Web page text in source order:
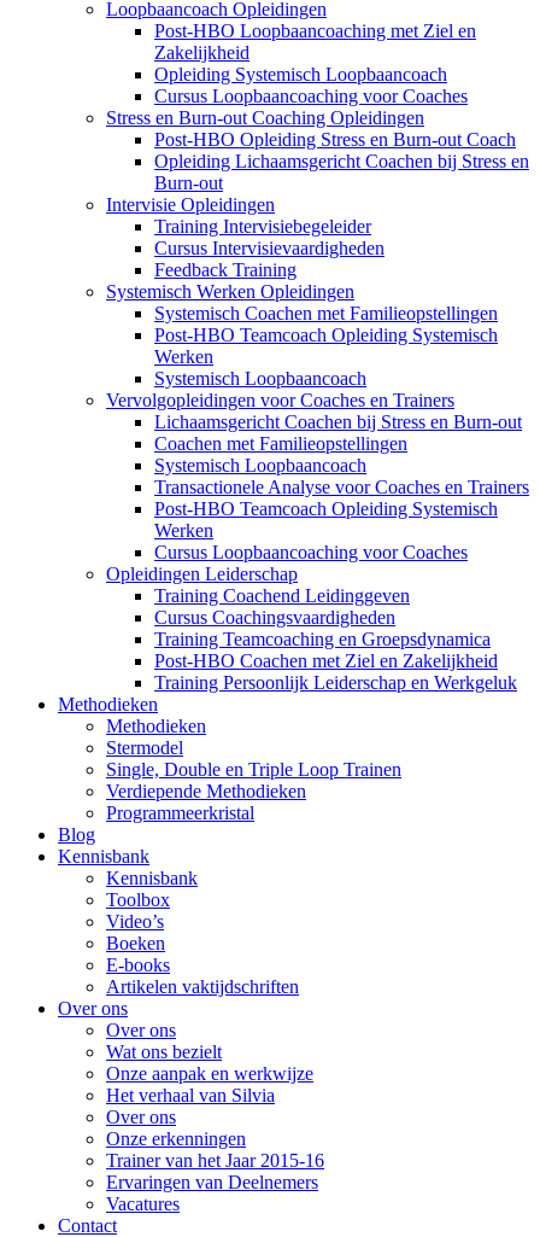
Loopbaancoach Opleidingen
Post-HBO Loopbaancoaching met Ziel en
Zakelijkheid
Opleiding Systemisch Loopbaancoach
Cursus Loopbaancoaching voor Coaches
Stress en Burn-out Coaching Opleidingen
Post-HBO Opleiding Stress en Burn-out Coach
Opleiding Lichaamsgericht Coachen bij Stress en
Burn-out
Intervisie Opleidingen
Training Intervisiebegeleider
Cursus Intervisievaardigheden
Feedback Training
Systemisch Werken Opleidingen
Systemisch Coachen met Familieopstellingen
Post-HBO Teamcoach Opleiding Systemisch
Werken
Systemisch Loopbaancoach
Vervolgopleidingen voor Coaches en Trainers
Lichaamsgericht Coachen bij Stress en Burn-out
Coachen met Familieopstellingen
Systemisch Loopbaancoach
Transactionele Analyse voor Coaches en Trainers
Post-HBO Teamcoach Opleiding Systemisch
Werken
Cursus Loopbaancoaching voor Coaches
Opleidingen Leiderschap
Training Coachend Leidinggeven
Cursus Coachingsvaardigheden
Training Teamcoaching en Groepsdynamica
Post-HBO Coachen met Ziel en Zakelijkheid
Training Persoonlijk Leiderschap en Werkgeluk
Methodieken
Methodieken
Stermodel
Single, Double en Triple Loop Trainen
Verdiepende Methodieken
Programmeerkristal
Blog
Kennisbank
Kennisbank
Toolbox
Video’s
Boeken
E-books
Artikelen vaktijdschriften
Over ons
Over ons
Wat ons bezielt
Onze aanpak en werkwijze
Het verhaal van Silvia
Over ons
Onze erkenningen
Trainer van het Jaar 2015-16
Ervaringen van Deelnemers
Vacatures
Contact